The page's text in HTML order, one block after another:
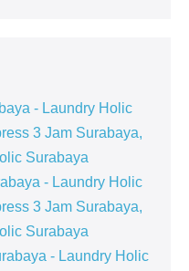
- Laundry Holic
3 Jam Surabaya,
Surabaya
- Laundry Holic
3 Jam Surabaya,
Surabaya
- Laundry Holic